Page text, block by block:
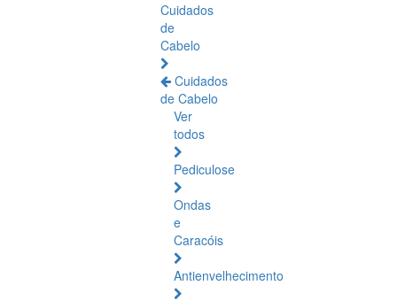
Cuidados
de
Cabelo
Cuidados
de Cabelo
Ver
todos
Pediculose
Ondas
e
Caracóis
Antienvelhecimento